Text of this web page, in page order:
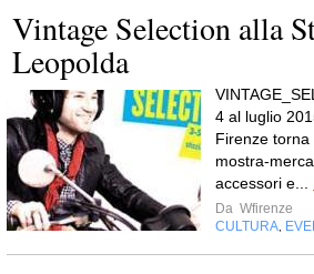
Vintage Selection alla
Leopolda
4 al luglio
Firenze torna
mostra-
accessori e...
Da Wfirenze
CULTURA,